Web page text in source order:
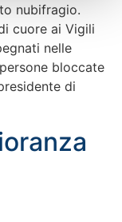
nubifragio.
cuore ai Vigili
nelle
bloccate
di